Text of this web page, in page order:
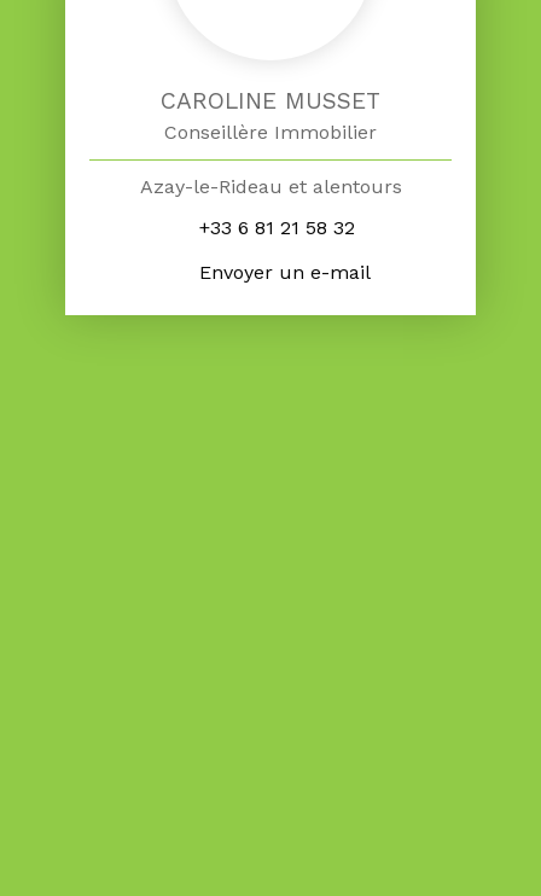
CAROLINE MUSSET
Conseillère Immobilier
Azay-le-Rideau et alentours
+33 6 81 21 58 32
Envoyer un e-mail